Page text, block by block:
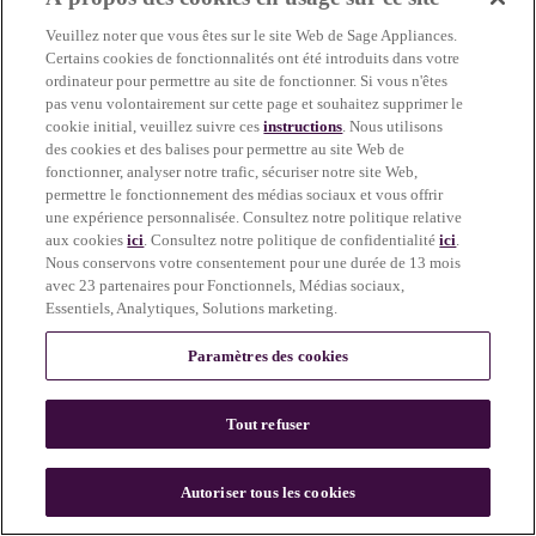
more information)
n
Veuillez noter que vous êtes sur le site Web de Sage Appliances.
Certains cookies de fonctionnalités ont été introduits dans votre
ordinateur pour permettre au site de fonctionner. Si vous n'êtes
pas venu volontairement sur cette page et souhaitez supprimer le
cookie initial, veuillez suivre cesinstructions. Nous utilisons
des cookies et des balises pour permettre au site Web de
fonctionner, analyser notre trafic, sécuriser notre site Web,
permettre le fonctionnement des médias sociaux et vous offrir
une expérience personnalisée. Consultez notre politique relative
aux cookiesici. Consultez notre politique de confidentialitéici.
Nous conservons votre consentement pour une durée de 13 mois
avec 23 partenaires pour Fonctionnels, Médias sociaux,
Essentiels, Analytiques, Solutions marketing.
Paramètres des cookies
Tout refuser
Autoriser tous les cookies